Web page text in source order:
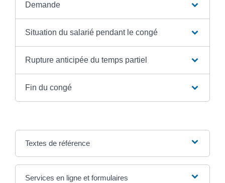
Demande
Situation du salarié pendant le congé
Rupture anticipée du temps partiel
Fin du congé
Textes de référence
Services en ligne et formulaires